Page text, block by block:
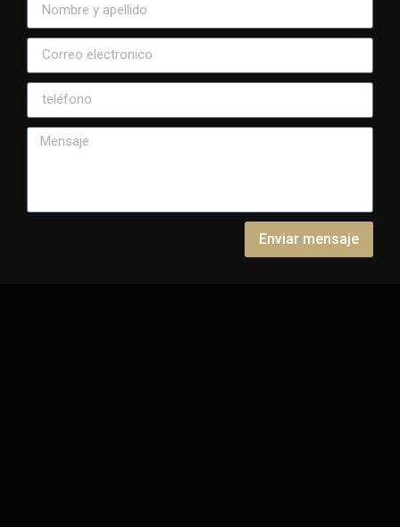
Enviar mensaje